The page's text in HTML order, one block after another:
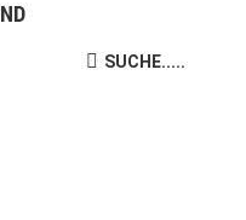
Search:
SUCHE.....